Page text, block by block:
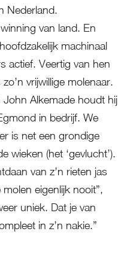
Nederland.
van land. En
machinaal
actief. Veertig van hen
vrijwillige molenaar.
Alkemade houdt hij
in bedrijf. We
is net een grondige
wieken (het ‘gevlucht’).
van z’n rieten jas
eigenlijk nooit”,
uniek. Dat je van
in z’n nakie.”